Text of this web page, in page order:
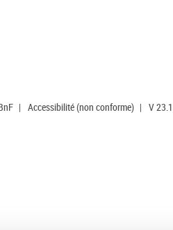
| Accessibilité (non conforme) | V